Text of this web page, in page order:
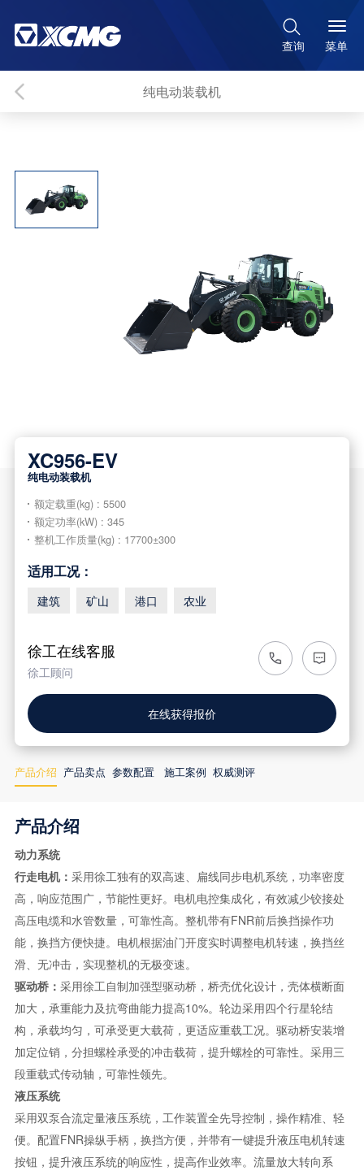

查询 菜单
纯电动装载机
XC956-EV
纯电动装载机
额定载重(kg) : 5500
额定功率(kW) : 345
整机工作质量(kg) : 17700±300
适用工况：
建筑 矿山 港口 农业
徐工在线客服
徐工顾问
在线获得报价
产品介绍 产品卖点 参数配置 施工案例 权威测评
产品介绍
动力系统
行走电机： 采用徐工独有的双高速、扁线同步电机系统，功率密度
高，响应范围广，节能性更好。电机电控集成化，有效减少铰接处
高压电缆和水管数量，可靠性高。整机带有FNR前后换挡操作功
能，换挡方便快捷。电机根据油门开度实时调整电机转速，换挡丝
滑、无冲击，实现整机的无极变速。
驱动桥： 采用徐工自制加强型驱动桥，桥壳优化设计，壳体横断面
加大，承重能力及抗弯曲能力提高10%。轮边采用四个行星轮结
构，承载均匀，可承受更大载荷，更适应重载工况。驱动桥安装增
加定位销，分担螺栓承受的冲击载荷，提升螺栓的可靠性。采用三
段重载式传动轴，可靠性领先。
液压系统
采用双泵合流定量液压系统，工作装置全先导控制，操作精准、轻
便。配置FNR操纵手柄，换挡方便，并带有一键提升液压电机转速
按钮，提升液压系统的响应性，提高作业效率。流量放大转向系